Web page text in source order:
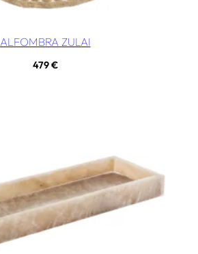
ALFOMBRA ZULAI
479€